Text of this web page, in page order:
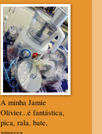
A minha Jamie
Olivier...é fantástica,
pica, rala, bate,